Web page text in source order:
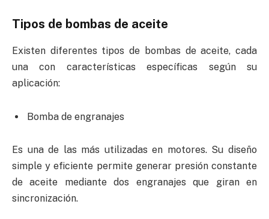
Tipos de bombas de aceite
Existen diferentes tipos de bombas de aceite, cada
una con características específicas según su
aplicación:
Bomba de engranajes
Es una de las más utilizadas en motores. Su diseño
simple y eficiente permite generar presión constante
de aceite mediante dos engranajes que giran en
sincronización.